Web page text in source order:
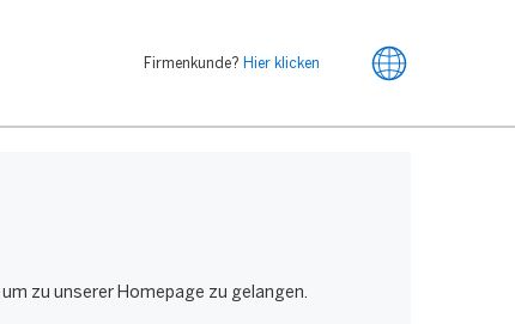
Firmenkunde? Hier klicken
um zu unserer Homepage zu gelangen.